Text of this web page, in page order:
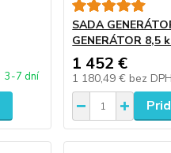
3-7 dní
SADA
GENERÁTOR 8,5
1 452 €
1 180,49 € bez DPH